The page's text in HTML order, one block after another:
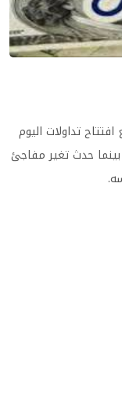
تداولات اليوم
الأجنبية بينما حدث تغير مفاجئ